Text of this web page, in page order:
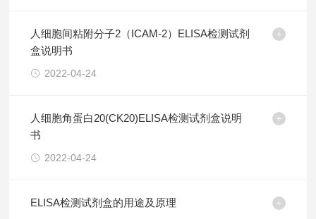
人细胞间粘附分子2（ICAM-2）ELISA检测试剂
盒说明书
2022-04-24
人细胞角蛋白20(CK20)ELISA检测试剂盒说明
书
2022-04-24
ELISA检测试剂盒的用途及原理